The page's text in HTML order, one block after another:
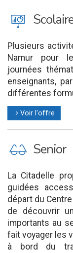
J
Plusieurs
Namur pour
journées
enseignants,
différentes
l Voir l'offre
P Senior
La Citadelle
guidées
départ du
de découvrir
importants au
fait voyager les
à bord du